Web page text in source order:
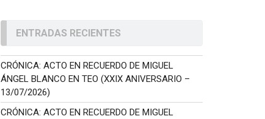
ENTRADAS RECIENTES
CRÓNICA: ACTO EN RECUERDO DE MIGUEL
ÁNGEL BLANCO EN TEO (XXIX ANIVERSARIO –
13/07/2026)
CRÓNICA: ACTO EN RECUERDO DE MIGUEL